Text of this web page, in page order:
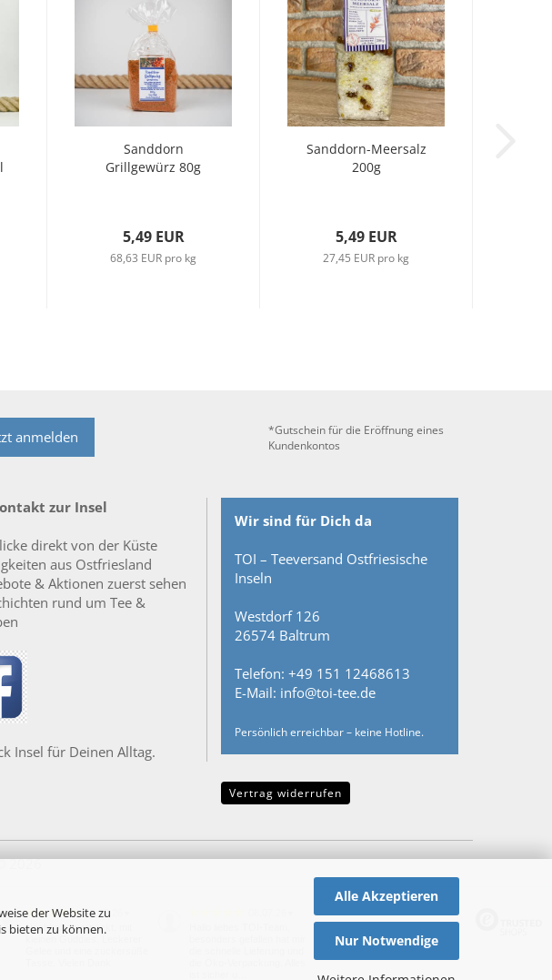
der Website zu
bieten zu können.
Alle Akzeptieren
Nur Notwendige
Sanddorn
Grillgewürz 80g
5,49 EUR
68,63 EUR pro kg
Sanddorn-Meersalz
200g
5,49 EUR
27,45 EUR pro kg
anmelden
*Gutschein für die Eröffnung eines
Kundenkontos
zur Insel
direkt von der Küste
aus Ostfriesland
& Aktionen zuerst sehen
rund um Tee &
Insel für Deinen Alltag.
Wir sind für Dich da
TOI – Teeversand Ostfriesische
Inseln
Westdorf 126
26574 Baltrum
Telefon: +49 151 12468613
E-Mail: info@toi-tee.de
Persönlich erreichbar – keine Hotline.
Vertrag widerrufen
2026
18.07.26
Nachhaltig verpackt, mit